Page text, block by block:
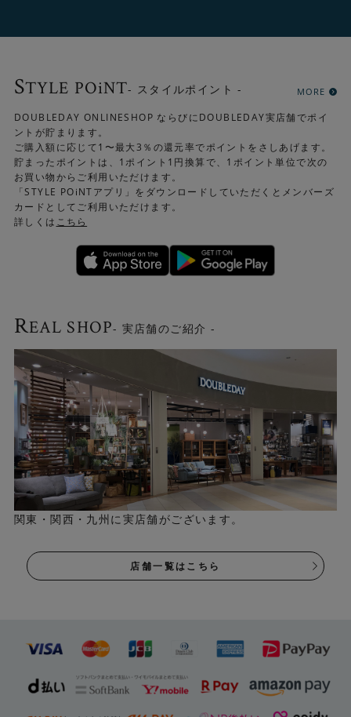
STYLE POiNT- スタイルポイント - MORE
DOUBLEDAY ONLINESHOP ならびにDOUBLEDAY実店舗でポイ
ントが貯まります。
ご購入額に応じて1〜最大3％の還元率でポイントをさしあげます。
貯まったポイントは、1ポイント1円換算で、1ポイント単位で次の
お買い物からご利用いただけます。
「STYLE POiNTアプリ」をダウンロードしていただくとメンバーズ
カードとしてご利用いただけます。
詳しくは こちら
REAL SHOP- 実店舗のご紹介 -
関東・関西・九州に実店舗がございます。
店舗一覧はこちら